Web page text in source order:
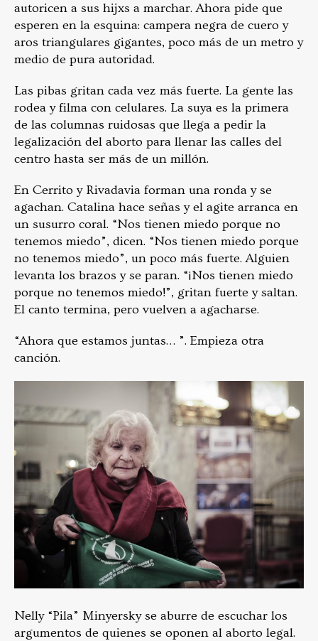
autoricen a sus hijxs a marchar. Ahora pide que
esperen en la esquina: campera negra de cuero y
aros triangulares gigantes, poco más de un metro y
medio de pura autoridad.
Las pibas gritan cada vez más fuerte. La gente las
rodea y filma con celulares. La suya es la primera
de las columnas ruidosas que llega a pedir la
legalización del aborto para llenar las calles del
centro hasta ser más de un millón.
En Cerrito y Rivadavia forman una ronda y se
agachan. Catalina hace señas y el agite arranca en
un susurro coral. “Nos tienen miedo porque no
tenemos miedo”, dicen. “Nos tienen miedo porque
no tenemos miedo”, un poco más fuerte. Alguien
levanta los brazos y se paran. “¡Nos tienen miedo
porque no tenemos miedo!”, gritan fuerte y saltan.
El canto termina, pero vuelven a agacharse.
“Ahora que estamos juntas… ”. Empieza otra
canción.
Nelly “Pila” Minyersky se aburre de escuchar los
argumentos de quienes se oponen al aborto legal.